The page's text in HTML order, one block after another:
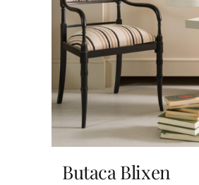
Butaca Blixen